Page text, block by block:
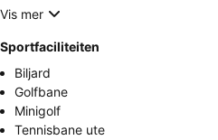
Vis mer
Sportfaciliteiten
Biljard
Golfbane
Minigolf
Tennisbane ute